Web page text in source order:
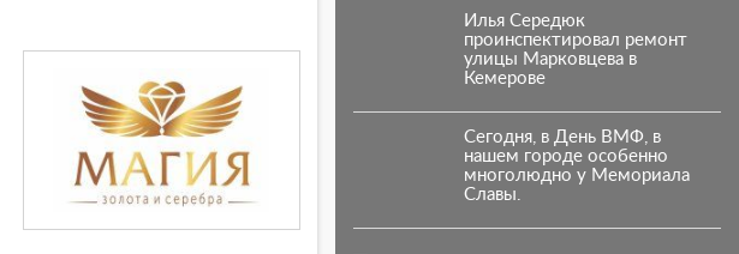
Илья Середюк
проинспектировал ремонт
улицы Марковцева в
Кемерове
Сегодня, в День ВМФ, в
нашем городе особенно
многолюдно у Мемориала
Славы.